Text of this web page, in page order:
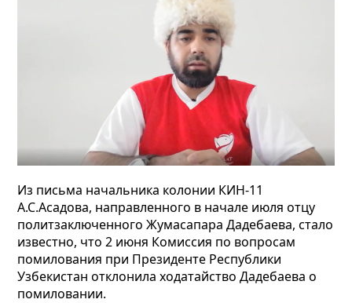
Из письма начальника колонии КИН-11
А.С.Асадова, направленного в начале июля отцу
политзаключенного Жумасапара Дадебаева, стало
известно, что 2 июня Комиссия по вопросам
помилования при Президенте Республики
Узбекистан отклонила ходатайство Дадебаева о
помиловании.